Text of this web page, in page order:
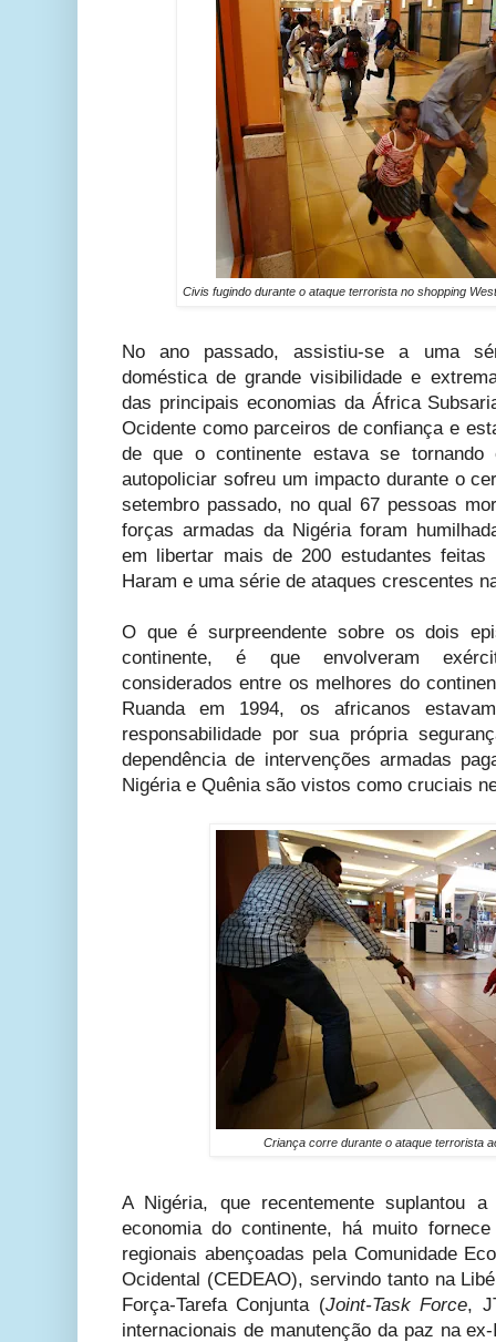
Civis fugindo durante o ataque terrorista no shopping
No ano passado, assistiu-se a uma
doméstica de grande visibilidade e
das principais economias da África
Ocidente como parceiros de confiança e
de que o continente estava se
autopoliciar sofreu um impacto durante o
setembro passado, no qual 67 pessoas
forças armadas da Nigéria foram
em libertar mais de 200 estudantes
Haram e uma série de ataques crescentes
O que é surpreendente sobre os dois
continente, é que envolveram
considerados entre os melhores do
Ruanda em 1994, os africanos
responsabilidade por sua própria
dependência de intervenções armadas
Nigéria e Quênia são vistos como cruciais
Criança corre durante o ataque terrorista
A Nigéria, que recentemente suplantou
economia do continente, há muito
regionais abençoadas pela Comunidade
Ocidental (CEDEAO), servindo tanto na
Força-Tarefa Conjunta (Joint-Task Force,
internacionais de manutenção da paz na